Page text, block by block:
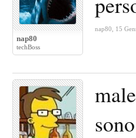
nap80
techBoss
nap80 15